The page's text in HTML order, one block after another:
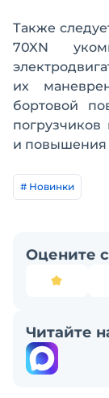
Также
70XN
их
бортовой
и повышения
# Новинки
Оцените
Читайте